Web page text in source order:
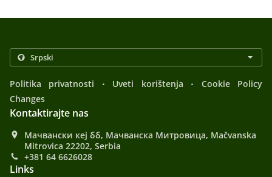
Politika privatnosti . Uveti korištenja .
Cookie Policy
Changes
Kontaktirajte nas
Мачвански кеј бб, Мачванска Митровица, Mačvanska
Mitrovica 22202, Serbia
+381 64 6626028
Links